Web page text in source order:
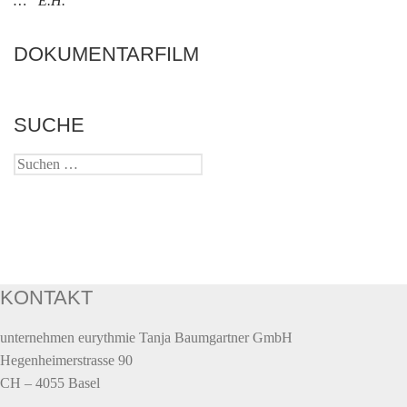
DOKUMENTARFILM
SUCHE
Suchen
KONTAKT
unternehmen eurythmie Tanja Baumgartner GmbH
Hegenheimerstrasse 90
CH – 4055 Basel